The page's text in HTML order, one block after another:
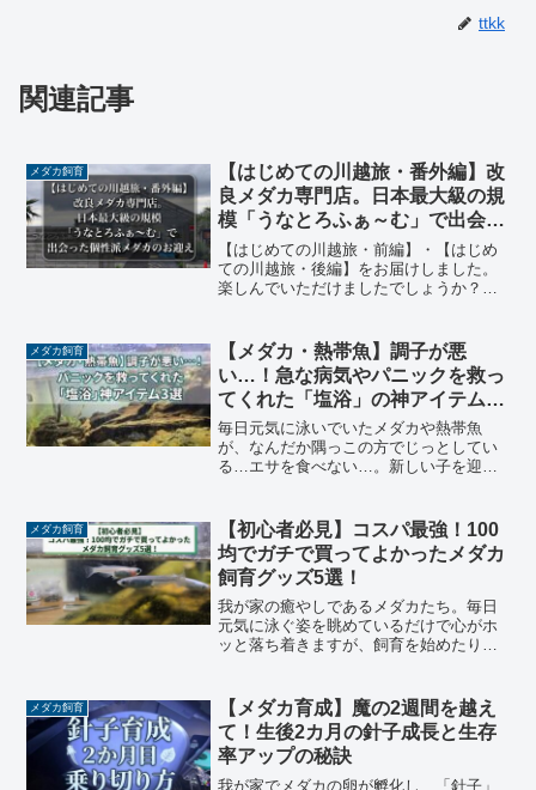
ttkk
関連記事
メダカ飼育
【はじめての川越旅・番外編】改
良メダカ専門店。日本最大級の規
模「うなとろふぁ～む」で出会っ
た個性派メダカのお迎え
【はじめての川越旅・前編】・【はじめ
ての川越旅・後編】をお届けしました。
楽しんでいただけましたでしょうか？レ
足のドライブ旅でしたが……実はこの旅
には、帰り道にもうひとつ...
メダカ飼育
【メダカ・熱帯魚】調子が悪
い…！急な病気やパニックを救っ
てくれた「塩浴」の神アイテム3
選
毎日元気に泳いでいたメダカや熱帯魚
が、なんだか隅っこの方でじっとしてい
る…エサを食べない…。新しい子を迎え
たとき、めちゃくちゃ焦りますよね。私
も初めて魚の元気がなくなっ...
メダカ飼育
【初心者必見】コスパ最強！100
均でガチで買ってよかったメダカ
飼育グッズ5選！
我が家の癒やしであるメダカたち。毎日
元気に泳ぐ姿を眺めているだけで心がホ
ッと落ち着きますが、飼育を始めたり、
るだけコストを抑えて、アクアライフを
楽しみたい…」そんな方に...
メダカ飼育
【メダカ育成】魔の2週間を越え
て！生後2カ月の針子成長と生存
率アップの秘訣
我が家でメダカの卵が孵化し、「針子」